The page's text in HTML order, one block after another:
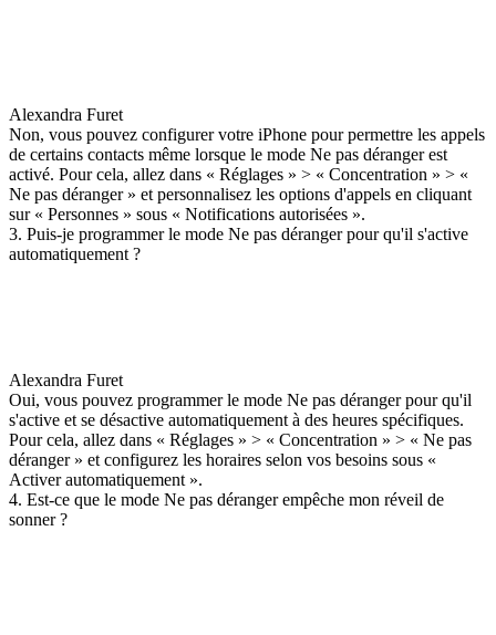
Alexandra Furet
Non, vous pouvez configurer votre iPhone pour permettre les appels
de certains contacts même lorsque le mode Ne pas déranger est
activé. Pour cela, allez dans « Réglages » > « Concentration » > «
Ne pas déranger » et personnalisez les options d'appels en cliquant
sur « Personnes » sous « Notifications autorisées ».
3. Puis-je programmer le mode Ne pas déranger pour qu'il s'active
automatiquement ?
Alexandra Furet
Oui, vous pouvez programmer le mode Ne pas déranger pour qu'il
s'active et se désactive automatiquement à des heures spécifiques.
Pour cela, allez dans « Réglages » > « Concentration » > « Ne pas
déranger » et configurez les horaires selon vos besoins sous «
Activer automatiquement ».
4. Est-ce que le mode Ne pas déranger empêche mon réveil de
sonner ?